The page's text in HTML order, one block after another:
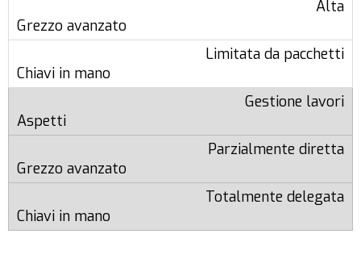
Alta
Limitata da pacchetti
Gestione lavori
Parzialmente diretta
Totalmente delegata